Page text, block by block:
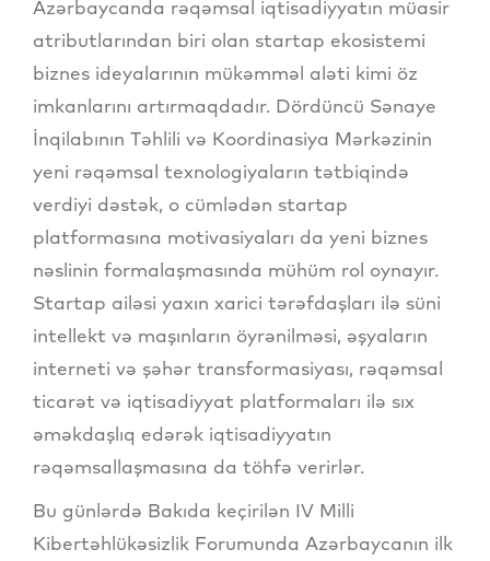
Azərbaycanda rəqəmsal iqtisadiyyatın müasir
atributlarından biri olan startap ekosistemi
biznes ideyalarının mükəmməl aləti kimi öz
imkanlarını artırmaqdadır. Dördüncü Sənaye
İnqilabının Təhlili və Koordinasiya Mərkəzinin
yeni rəqəmsal texnologiyaların tətbiqində
verdiyi dəstək, o cümlədən startap
platformasına motivasiyaları da yeni biznes
nəslinin formalaşmasında mühüm rol oynayır.
Startap ailəsi yaxın xarici tərəfdaşları ilə süni
intellekt və maşınların öyrənilməsi, əşyaların
interneti və şəhər transformasiyası, rəqəmsal
ticarət və iqtisadiyyat platformaları ilə sıx
əməkdaşlıq edərək iqtisadiyyatın
rəqəmsallaşmasına da töhfə verirlər.
Bu günlərdə Bakıda keçirilən IV Milli
Kibertəhlükəsizlik Forumunda Azərbaycanın ilk